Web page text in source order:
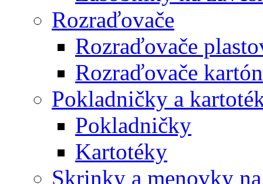
Rozraďovače
Rozraďovače
Rozraďovače
Pokladničky a
Pokladničky
Kartotéky
Skrinky a menovky